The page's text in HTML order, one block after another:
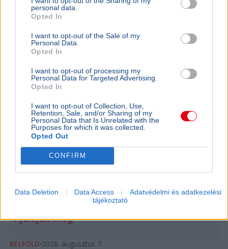
personal data.
Opted In
I want to opt-out of the Sale of my
Personal Data.
Opted In
I want to opt-out of processing my
Personal Data for Targeted Advertising.
Opted In
I want to opt-out of Collection, Use,
Retention, Sale, and/or Sharing of my
Personal Data that Is Unrelated with the
Purposes for which it was collected.
Opted Out
CONFIRM
Data Deletion Data Access
Adatvédelmi és adatkezelési
tájékoztató
BELFÖLD
Évek kritikái után most tényleg átalakul
a magyar érettségi
Lannert Judit oktatási miniszter szerint megújul a
szabályozás ősszel kerülhet nyilvánosságra.
Lannert
ki, ennek
Ajánljuk még
BELFÖLD 2026. augusztus 7.